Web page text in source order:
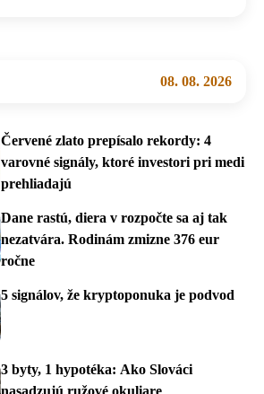
08. 08. 2026
Červené zlato prepísalo rekordy: 4
varovné signály, ktoré investori pri medi
prehliadajú
Dane rastú, diera v rozpočte sa aj tak
nezatvára. Rodinám zmizne 376 eur
ročne
5 signálov, že kryptoponuka je podvod
3 byty, 1 hypotéka: Ako Slováci
nasadzujú ružové okuliare